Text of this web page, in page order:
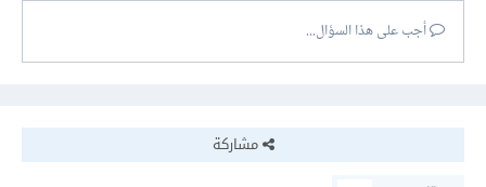
أجب على هذا السؤال...
مشاركة